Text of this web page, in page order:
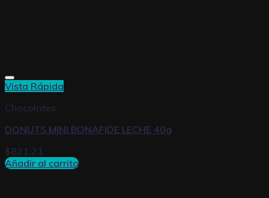
Vista Rápida
Chocolates
DONUTS MINI BONAFIDE LECHE 40g
$821,21
Añadir al carrito